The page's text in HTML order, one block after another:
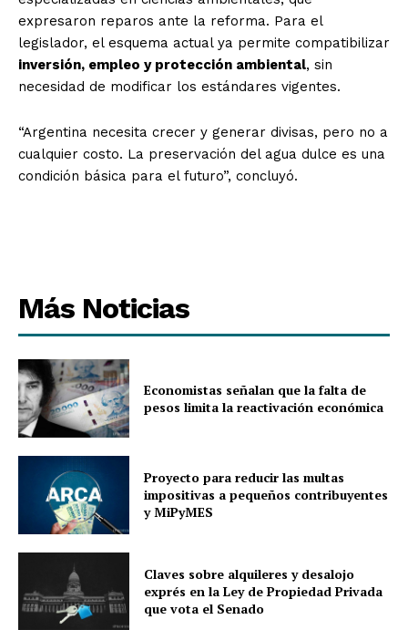
expresaron reparos ante la reforma. Para el
legislador, el esquema actual ya permite compatibilizar
inversión, empleo y protección ambiental, sin
necesidad de modificar los estándares vigentes.
“Argentina necesita crecer y generar divisas, pero no a
cualquier costo. La preservación del agua dulce es una
condición básica para el futuro”, concluyó.
Más Noticias
Economistas señalan que la falta de
pesos limita la reactivación económica
Proyecto para reducir las multas
impositivas a pequeños contribuyentes
y MiPyMES
Claves sobre alquileres y desalojo
exprés en la Ley de Propiedad Privada
que vota el Senado